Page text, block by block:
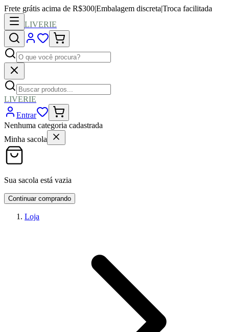
Frete grátis acima de R$300|Embalagem discreta|Troca facilitada
LIVERIE
LIVERIE
Entrar
Nenhuma categoria cadastrada
Minha sacola
Sua sacola está vazia
Continuar comprando
Loja